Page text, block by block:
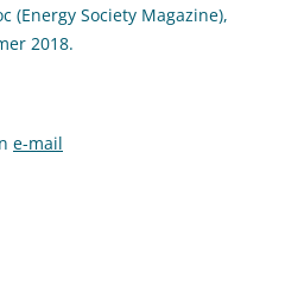
(Energy Society Magazine),
2018.
e-mail